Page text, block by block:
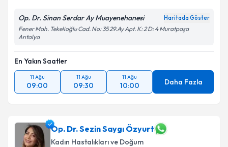
Op. Dr. Sinan Serdar Ay Muayenehanesi Haritada Göster
Fener Mah. Tekelioğlu Cad. No: 35 29.Ay Apt. K: 2 D: 4 Muratpaşa
Antalya
En Yakın Saatler
11 Ağu
09:00
11 Ağu
09:30
11 Ağu
10:00 Daha Fazla
Op. Dr. Sezin Saygı Özyurt
Kadın Hastalıkları ve Doğum